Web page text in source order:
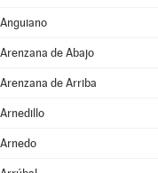
Anguiano
Arenzana de Abajo
Arenzana de Arriba
Arnedillo
Arnedo